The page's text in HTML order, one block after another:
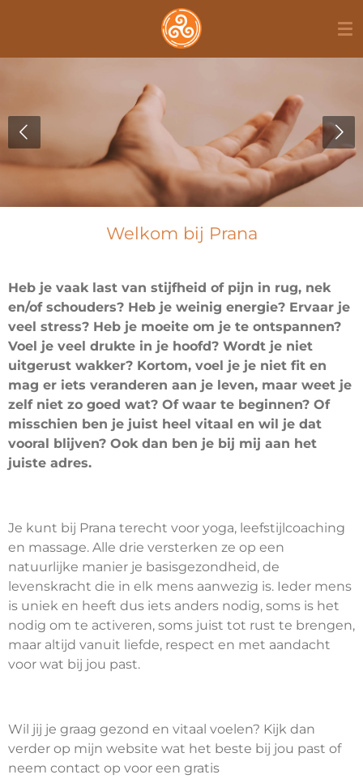
naar
Welkom bij Prana
Heb je vaak last van stijfheid of pijn in rug, nek
en/of schouders? Heb je weinig energie? Ervaar je
veel stress? Heb je moeite om je te ontspannen?
Voel je veel drukte in je hoofd? Wordt je niet
uitgerust wakker? Kortom, voel je je niet fit en
mag er iets veranderen aan je leven, maar weet je
zelf niet zo goed wat? Of waar te beginnen? Of
misschien ben je juist heel vitaal en wil je dat
vooral blijven? Ook dan ben je bij mij aan het
juiste adres.
Je kunt bij Prana terecht voor yoga, leefstijlcoaching
en massage. Alle drie versterken ze op een
natuurlijke manier je basisgezondheid, de
levenskracht die in elk mens aanwezig is. Ieder mens
is uniek en heeft dus iets anders nodig, soms is het
nodig om te activeren, soms juist tot rust te brengen,
maar altijd vanuit liefde, respect en met aandacht
voor wat bij jou past.
Wil jij je graag gezond en vitaal voelen? Kijk dan
verder op mijn website wat het beste bij jou past of
neem contact op voor een gratis